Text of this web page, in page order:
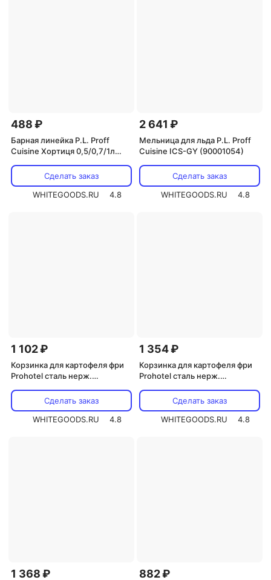
488 ₽
Барная линейка P.L. Proff
Cuisine Хортиця 0,5/0,7/1л
Сделать заказ
WHITEGOODS.RU
4.8
2 641 ₽
Мельница для льда P.L. Proff
Cuisine ICS-GY (90001054)
Сделать заказ
WHITEGOODS.RU
4.8
1 102 ₽
Корзинка для картофеля фри
Prohotel сталь нерж.
Сделать заказ
WHITEGOODS.RU
4.8
1 354 ₽
Корзинка для картофеля фри
Prohotel сталь нерж.
Сделать заказ
WHITEGOODS.RU
4.8
1 368 ₽ 882 ₽